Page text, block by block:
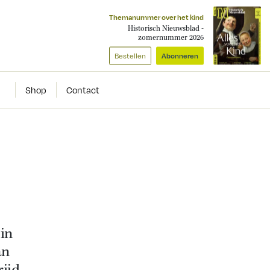
Themanummer over het kind
Historisch Nieuwsblad -
zomernummer 2026
Bestellen Abonneren
Shop Contact